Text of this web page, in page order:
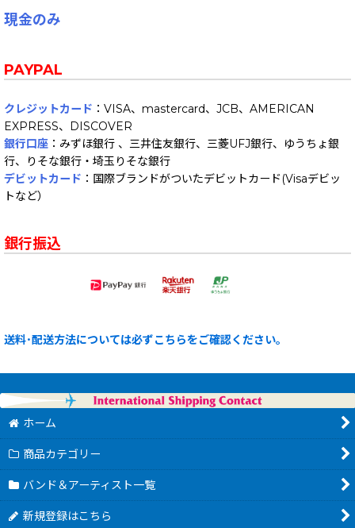
現金のみ
PAYPAL
クレジットカード ：VISA、mastercard、JCB、AMERICAN
EXPRESS、DISCOVER
銀行口座 ：みずほ銀行 、三井住友銀行、三菱UFJ銀行、ゆうちょ銀
行、りそな銀行・埼玉りそな銀行
デビットカード ：国際ブランドがついたデビットカード(Visaデビッ
トなど）
銀行振込
送料･配送方法については必ずこちらをご確認ください。
ホーム
商品カテゴリー
バンド＆アーティスト一覧
新規登録はこちら